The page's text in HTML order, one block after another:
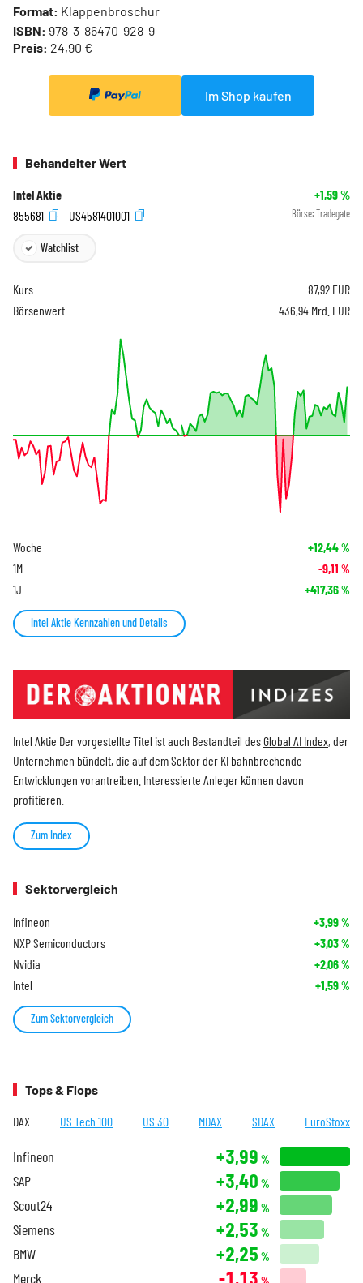
Format: Klappenbroschur
ISBN: 978-3-86470-928-9
Preis: 24,90 €
Im Shop kaufen
Behandelter Wert
Intel Aktie +1,59%
855681
US4581401001 Börse: Tradegate
Watchlist
Kurs 87,92 EUR
Börsenwert
436,94 Mrd. EUR
Woche +12,44%
1M -9,11 %
1J +417,36%
Intel Aktie Kennzahlen und Details
Intel Aktie Der vorgestellte Titel ist auch Bestandteil desGlobal AI Index, der
Unternehmen bündelt, die auf dem Sektor der KI bahnbrechende
Entwicklungen vorantreiben. Interessierte Anleger können davon
profitieren.
Zum Index
Sektorvergleich
Infineon +3,99%
NXP Semiconductors +3,03%
Nvidia +2,06%
Intel +1,59%
Zum Sektorvergleich
Tops & Flops
DAX US Tech 100 US 30 MDAX SDAX EuroStoxx
Infineon +3,99 %
SAP +3,40 %
Scout24 +2,99 %
Siemens +2,53 %
BMW +2,25 %
Merck -1,13